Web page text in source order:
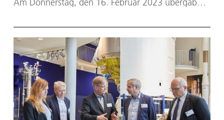
Am Donnerstag, den 16. Februar 2023 übergab
hat Dr. Florian David als stellvertretender Direktor
des DLR-Instituts für Kommunikation und
Navigation die administrative und kaufmännische
Leitung inne und wurde bereits zum 01. Januar
2023 als Co-Direktor berufen. Nun übernimmt er
die vollständige Leitung des Instituts. Zum 31.März
2023 tritt Prof. Christoph Günther in den
Ruhestand.